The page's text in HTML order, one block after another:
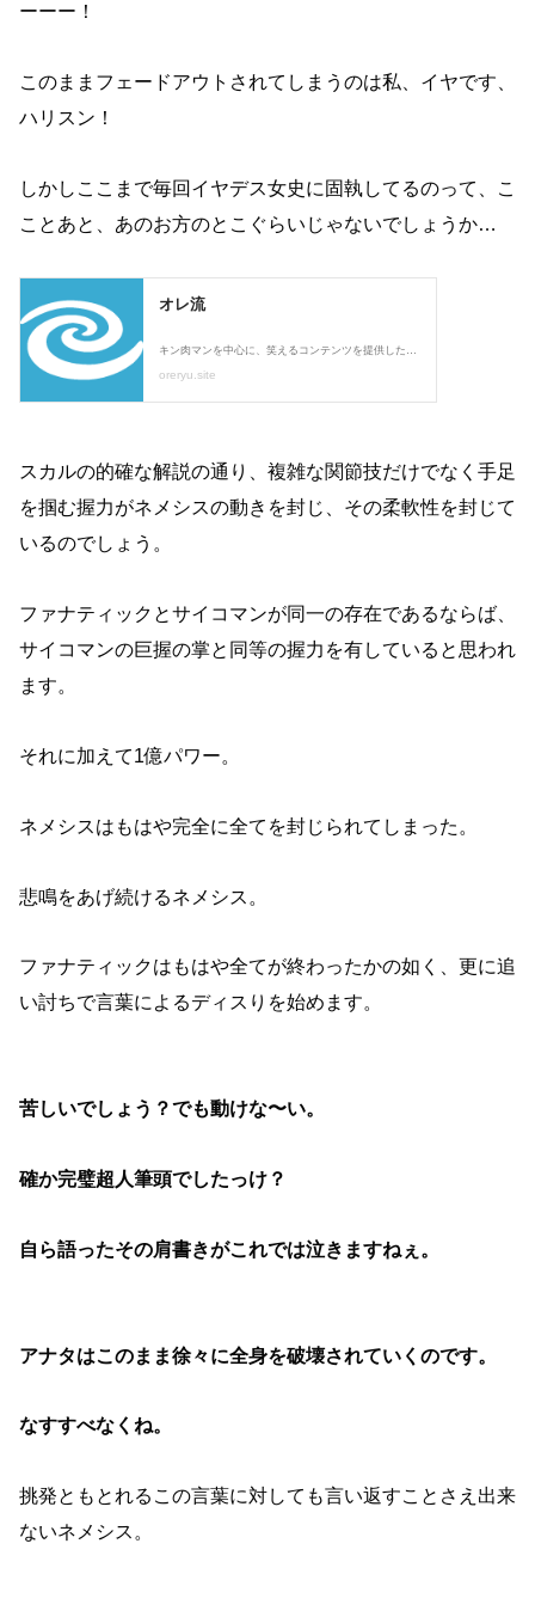
ーーー！
このままフェードアウトされてしまうのは私、イヤです、
ハリスン！
しかしここまで毎回イヤデス女史に固執してるのって、こ
ことあと、あのお方のとこぐらいじゃないでしょうか…
スカルの的確な解説の通り、複雑な関節技だけでなく手足
を掴む握力がネメシスの動きを封じ、その柔軟性を封じて
いるのでしょう。
ファナティックとサイコマンが同一の存在であるならば、
サイコマンの巨握の掌と同等の握力を有していると思われ
ます。
それに加えて1億パワー。
ネメシスはもはや完全に全てを封じられてしまった。
悲鳴をあげ続けるネメシス。
ファナティックはもはや全てが終わったかの如く、更に追
い討ちで言葉によるディスりを始めます。
苦しいでしょう？でも動けな〜い。
確か完璧超人筆頭でしたっけ？
自ら語ったその肩書きがこれでは泣きますねぇ。
アナタはこのまま徐々に全身を破壊されていくのです。
なすすべなくね。
挑発ともとれるこの言葉に対しても言い返すことさえ出来
ないネメシス。